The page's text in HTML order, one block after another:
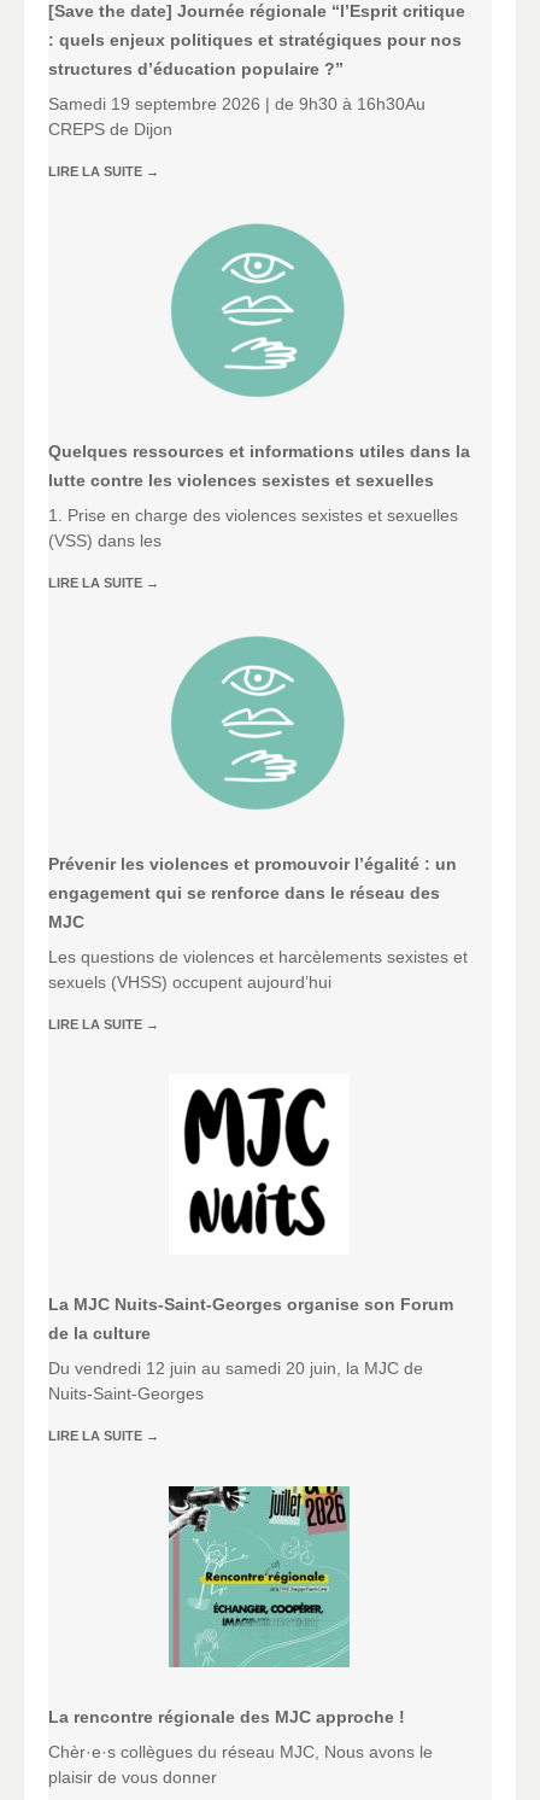
[Save the date] Journée régionale “l’Esprit critique
: quels enjeux politiques et stratégiques pour nos
structures d’éducation populaire ?”
Samedi 19 septembre 2026 | de 9h30 à 16h30Au
CREPS de Dijon
LIRE LA SUITE →
Quelques ressources et informations utiles dans la
lutte contre les violences sexistes et sexuelles
1. Prise en charge des violences sexistes et sexuelles
(VSS) dans les
LIRE LA SUITE →
Prévenir les violences et promouvoir l’égalité : un
engagement qui se renforce dans le réseau des
MJC
Les questions de violences et harcèlements sexistes et
sexuels (VHSS) occupent aujourd’hui
LIRE LA SUITE →
La MJC Nuits-Saint-Georges organise son Forum
de la culture
Du vendredi 12 juin au samedi 20 juin, la MJC de
Nuits-Saint-Georges
LIRE LA SUITE →
La rencontre régionale des MJC approche !
Chèr·e·s collègues du réseau MJC, Nous avons le
plaisir de vous donner